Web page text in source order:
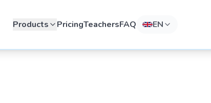
Products PricingTeachersFAQ EN